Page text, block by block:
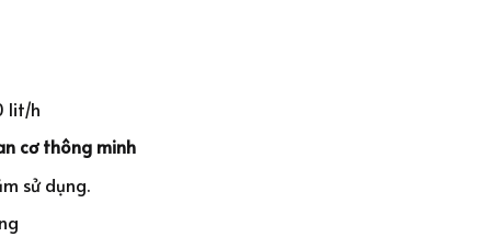
lit/h
cơ thông minh
sử dụng.